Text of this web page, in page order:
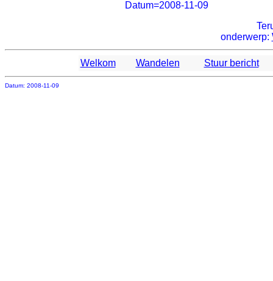
Datum=2008-11-09
onderwerp:
Welkom Wandelen Stuur bericht
Datum: 2008-11-09